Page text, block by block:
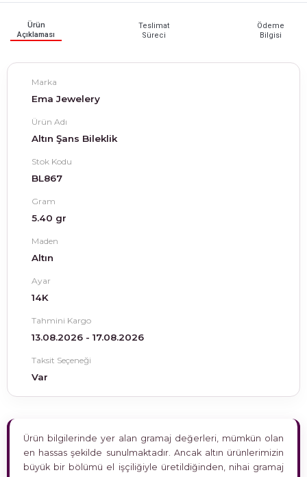
Ürün
Açıklaması
Teslimat
Süreci
Ödeme
Bilgisi
Marka
Ema Jewelery
Ürün Adı
Altın Şans Bileklik
Stok Kodu
BL867
Gram
5.40 gr
Maden
Altın
Ayar
14K
Tahmini Kargo
13.08.2026 - 17.08.2026
Taksit Seçeneği
Var
Ürün bilgilerinde yer alan gramaj değerleri, mümkün olan
en hassas şekilde sunulmaktadır. Ancak altın ürünlerimizin
büyük bir bölümü el işçiliğiyle üretildiğinden, nihai gramaj